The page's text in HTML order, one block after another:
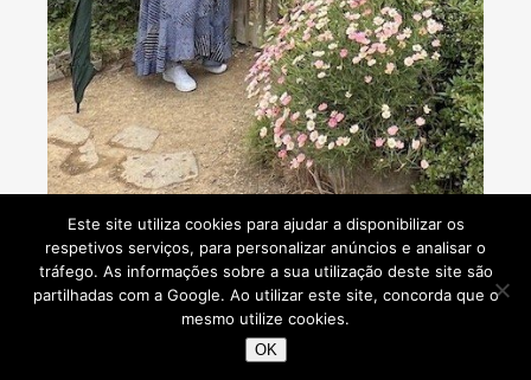
Consultoria de viagens - Agente de Viagens
Viaje Comigo © 2026
Este site utiliza cookies para ajudar a disponibilizar os
respetivos serviços, para personalizar anúncios e analisar o
tráfego. As informações sobre a sua utilização deste site são
partilhadas com a Google. Ao utilizar este site, concorda que o
mesmo utilize cookies.
OK